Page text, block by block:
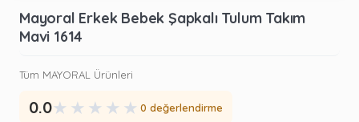
Mayoral Erkek Bebek Şapkalı Tulum Takım
Mavi 1614
Tüm MAYORAL Ürünleri
0.0★ ★ ★ ★ ★ 0 değerlendirme